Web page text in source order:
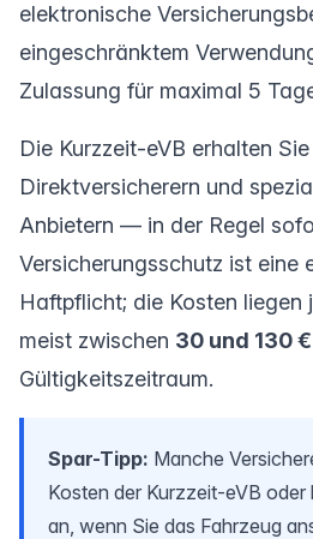
elektronische
eingeschränktem
Zulassung für maximal 5
Die Kurzzeit-eVB erhalten
Direktversicherern und
Anbietern — in der Regel
Versicherungsschutz ist eine
Haftpflicht; die Kosten liegen
meist zwischen 30 und 130 €
Gültigkeitszeitraum.
Spar-Tipp: Manche
Kosten der Kurzzeit-eVB oder
an, wenn Sie das Fahrzeug